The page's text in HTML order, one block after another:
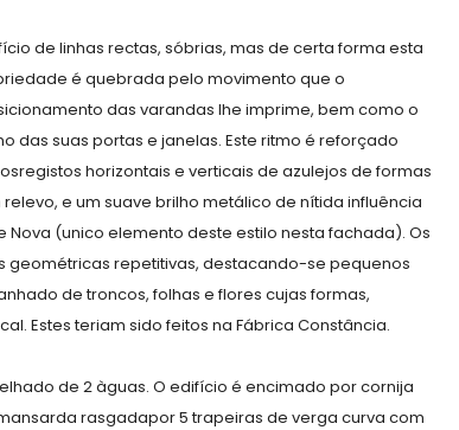
de linhas rectas, sóbrias, mas de certa forma esta
é quebrada pelo movimento que o
das varandas lhe imprime, bem como o
das suas portas e janelas. Este ritmo é reforçado
horizontais e verticais de azulejos de formas
relevo, e um suave brilho metálico de nítida influência
Nova (unico elemento deste estilo nesta fachada). Os
geométricas repetitivas, destacando-se pequenos
de troncos, folhas e flores cujas formas,
Estes teriam sido feitos na Fábrica Constância.
de 2 àguas. O edifício é encimado por cornija
rasgadapor 5 trapeiras de verga curva com